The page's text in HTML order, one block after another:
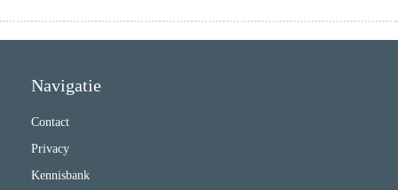
Navigatie
Contact
Privacy
Kennisbank